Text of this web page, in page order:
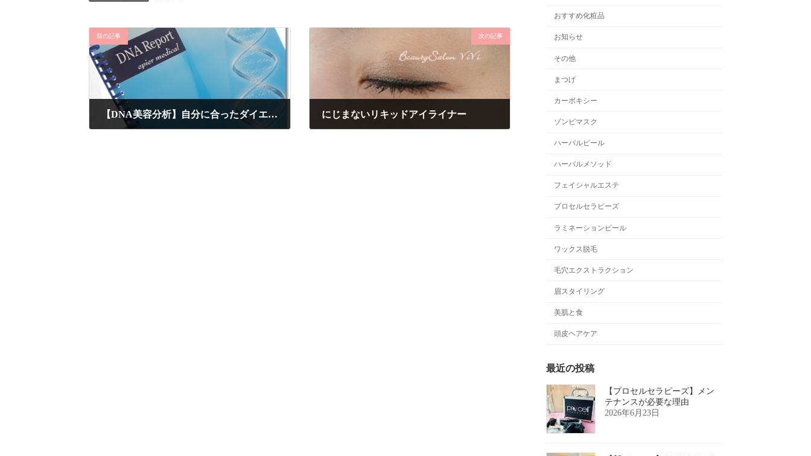
前の記事
【DNA美容分析】自分に合ったダイエット方法＆美容方法を知りたい方へ
次の記事
にじまないリキッドアイライナー
おすすめ化粧品
お知らせ
その他
まつげ
カーボキシー
ゾンビマスク
ハーバルピール
ハーバルメソッド
フェイシャルエステ
プロセルセラピーズ
ラミネーションピール
ワックス脱毛
毛穴エクストラクション
眉スタイリング
美肌と食
頭皮ヘアケア
最近の投稿
【プロセルセラピーズ】メン
テナンスが必要な理由
2026年6月23日